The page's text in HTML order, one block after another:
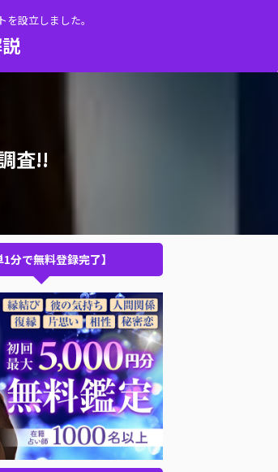
設立しました。
査!!
1分で無料登録完了】